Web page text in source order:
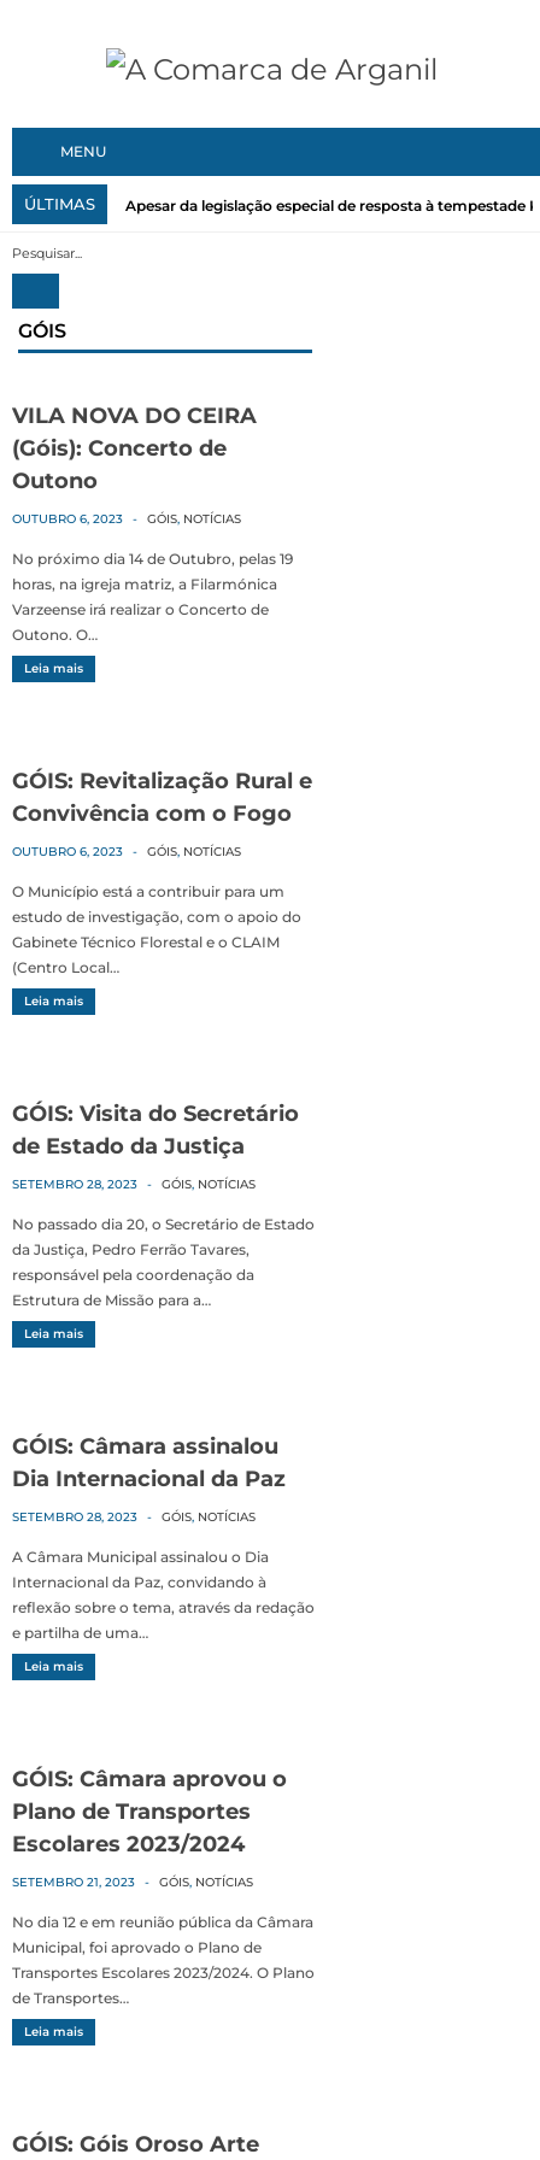
MENU
ÚLTIMAS Apesar da legislação especial de resposta à tempestade
GÓIS
VILA NOVA DO CEIRA
(Góis): Concerto de
Outono
OUTUBRO 6, 2023 - GÓIS, NOTÍCIAS
No próximo dia 14 de Outubro, pelas 19
horas, na igreja matriz, a Filarmónica
Varzeense irá realizar o Concerto de
Outono. O…
Leia mais
GÓIS: Revitalização Rural e
Convivência com o Fogo
OUTUBRO 6, 2023 - GÓIS, NOTÍCIAS
O Município está a contribuir para um
estudo de investigação, com o apoio do
Gabinete Técnico Florestal e o CLAIM
(Centro Local…
Leia mais
GÓIS: Visita do Secretário
de Estado da Justiça
SETEMBRO 28, 2023 - GÓIS, NOTÍCIAS
No passado dia 20, o Secretário de Estado
da Justiça, Pedro Ferrão Tavares,
responsável pela coordenação da
Estrutura de Missão para a…
Leia mais
GÓIS: Câmara assinalou
Dia Internacional da Paz
SETEMBRO 28, 2023 - GÓIS, NOTÍCIAS
A Câmara Municipal assinalou o Dia
Internacional da Paz, convidando à
reflexão sobre o tema, através da redação
e partilha de uma…
Leia mais
GÓIS: Câmara aprovou o
Plano de Transportes
Escolares 2023/2024
SETEMBRO 21, 2023 - GÓIS, NOTÍCIAS
No dia 12 e em reunião pública da Câmara
Municipal, foi aprovado o Plano de
Transportes Escolares 2023/2024. O Plano
de Transportes…
Leia mais
GÓIS: Góis Oroso Arte